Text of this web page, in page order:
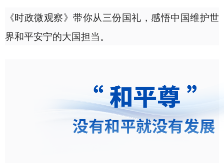
《时政微观察》带你从三份国礼，感悟中国维护世
界和平安宁的大国担当。